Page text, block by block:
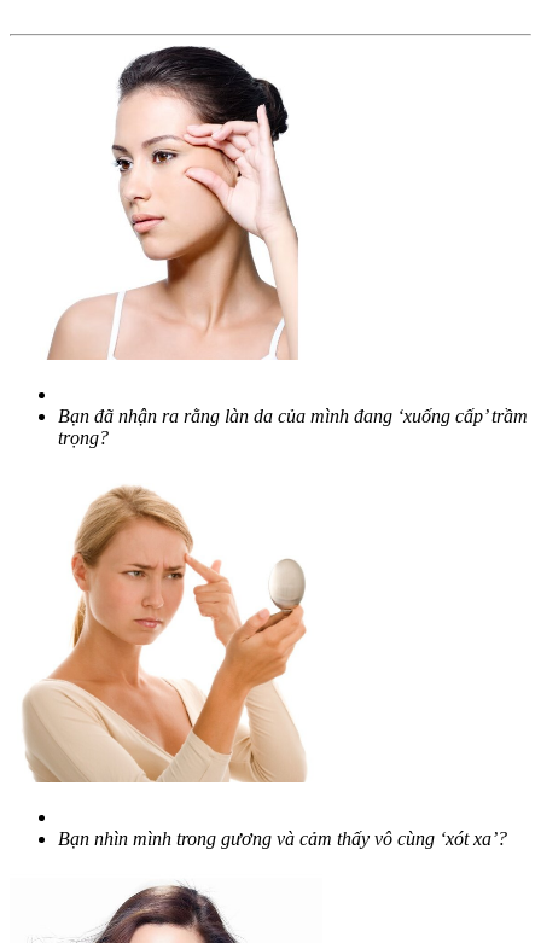
Bạn đã nhận ra rằng làn da của mình đang ‘xuống cấp’ trầm
trọng?
Bạn nhìn mình trong gương và cảm thấy vô cùng ‘xót xa’?